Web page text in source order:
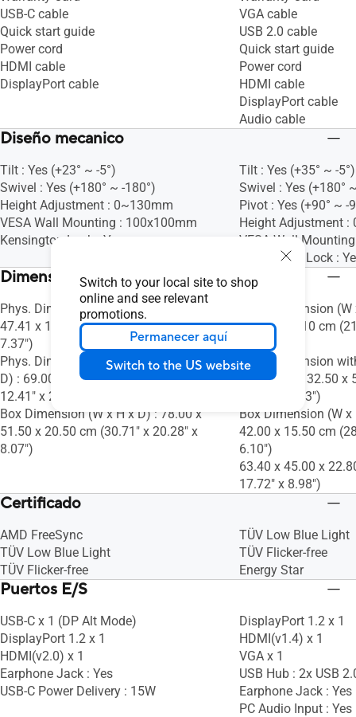
Switch to your local site to shop
online and see relevant
promotions.
Permanecer aquí
Switch to the US website
USB-C cable
Quick start guide
Power cord
HDMI cable
DisplayPort cable
VGA cable
USB 2.0 cable
Quick start guide
Power cord
HDMI cable
DisplayPort cable
Audio cable
Diseño mecanico
Tilt : Yes (+23° ~ -5°)
Swivel : Yes (+180° ~ -180°)
Height Adjustment : 0~130mm
VESA Wall Mounting : 100x100mm
Kensington Lock : Yes
Tilt : Yes (+35° ~ -5°)
Swivel : Yes (+180°
Pivot : Yes (+90° ~ -
Height Adjustment :
VESA Wall
Kensington Lock :
Dimensiones
Phys. Dimension (W x H x D) : 68.98 x
47.41 x 18.71 cm (27.16" x 18.67" x
7.37")
Phys. Dimension without Stand (W x H x
D) : 69.00 x 31.52 x 5.80 cm (27.17" x
12.41" x 2.28")
Box Dimension (W x H x D) : 78.00 x
51.50 x 20.50 cm (30.71" x 20.28" x
8.07")
Phys. Dimension
45.00 x 21.10 cm
Phys. Dimension
D) : 54.00 x 32.50 x
12.80" x 2.13")
Box Dimension (W
42.00 x 15.50 cm
6.10")
63.40 x 45.00 x
17.72" x 8.98")
Certificado
AMD FreeSync
TÜV Low Blue Light
TÜV Flicker-free
TÜV Low Blue Light
TÜV Flicker-free
Energy Star
Puertos E/S
USB-C x 1 (DP Alt Mode)
DisplayPort 1.2 x 1
HDMI(v2.0) x 1
Earphone Jack : Yes
USB-C Power Delivery : 15W
DisplayPort 1.2 x 1
HDMI(v1.4) x 1
VGA x 1
USB Hub : 2x USB
Earphone Jack : Yes
PC Audio Input : Yes